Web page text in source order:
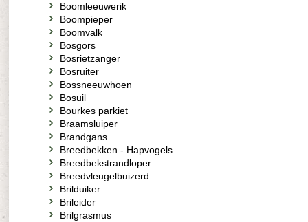
Boomleeuwerik
Boompieper
Boomvalk
Bosgors
Bosrietzanger
Bosruiter
Bossneeuwhoen
Bosuil
Bourkes parkiet
Braamsluiper
Brandgans
Breedbekken - Hapvogels
Breedbekstrandloper
Breedvleugelbuizerd
Brilduiker
Brileider
Brilgrasmus